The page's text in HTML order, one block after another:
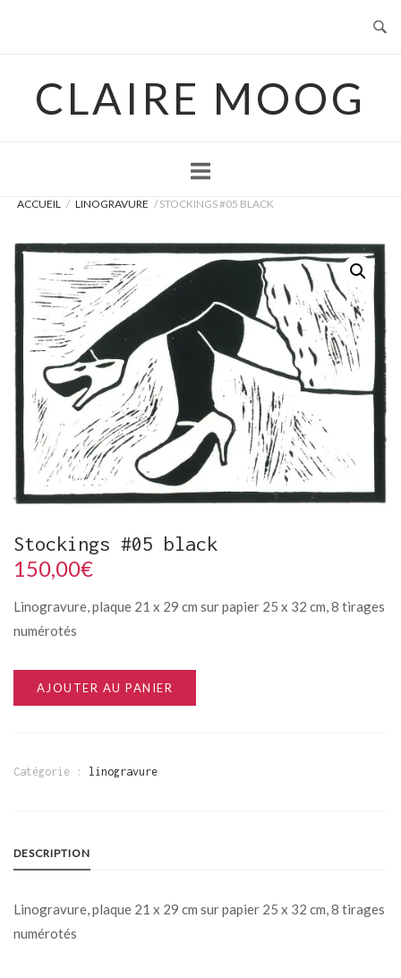
CLAIRE MOOG
ACCUEIL / LINOGRAVURE / STOCKINGS #05 BLACK
Stockings #05 black
150,00€
Linogravure, plaque 21 x 29 cm sur papier 25 x 32 cm, 8 tirages
numérotés
AJOUTER AU PANIER
Catégorie : linogravure
DESCRIPTION
Linogravure, plaque 21 x 29 cm sur papier 25 x 32 cm, 8 tirages
numérotés